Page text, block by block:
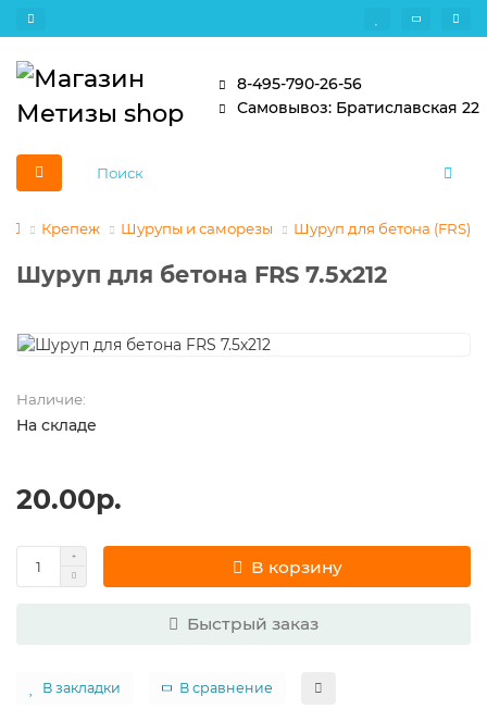
8-495-790-26-56
Самовывоз: Братиславская 22
Крепеж Шурупы и саморезы Шуруп для бетона (FRS)
Шуруп для бетона FRS 7.5х212
Наличие:
На складе
20.00р.
В корзину
Быстрый заказ
В закладки В сравнение